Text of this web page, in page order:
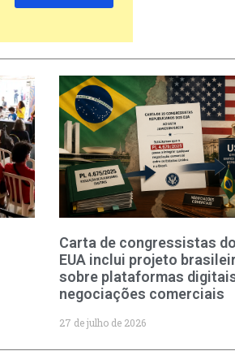
Carta de congressistas
EUA inclui projeto
sobre plataformas
negociações comerciais
27 de julho de 2026